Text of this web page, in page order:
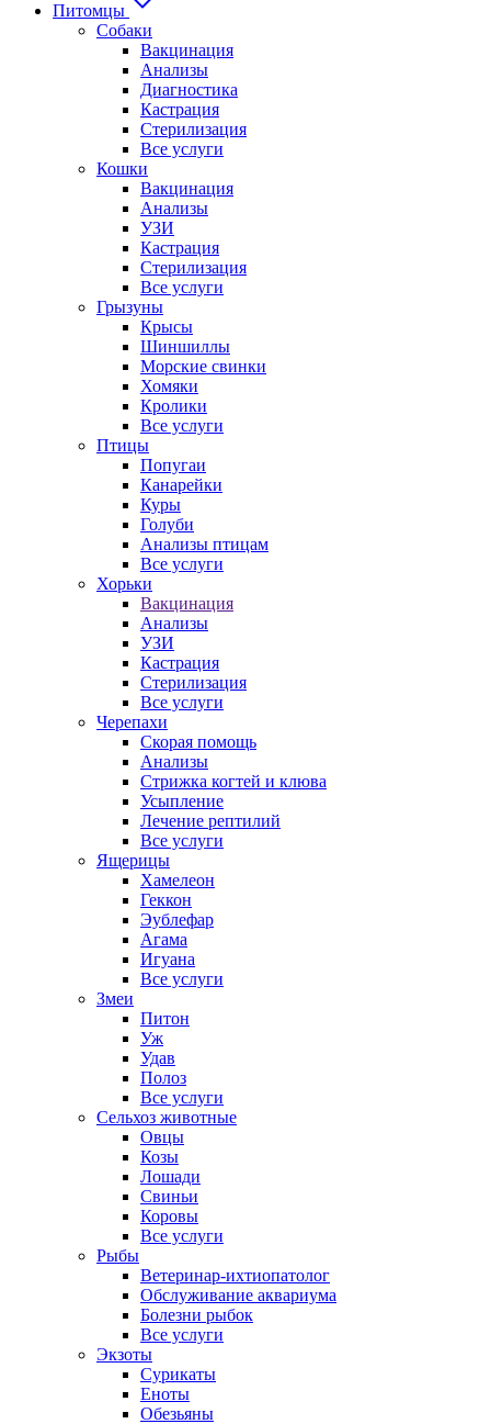
Питомцы
Собаки
Вакцинация
Анализы
Диагностика
Кастрация
Стерилизация
Все услуги
Кошки
Вакцинация
Анализы
УЗИ
Кастрация
Стерилизация
Все услуги
Грызуны
Крысы
Шиншиллы
Морские свинки
Хомяки
Кролики
Все услуги
Птицы
Попугаи
Канарейки
Куры
Голуби
Анализы птицам
Все услуги
Хорьки
Вакцинация
Анализы
УЗИ
Кастрация
Стерилизация
Все услуги
Черепахи
Скорая помощь
Анализы
Стрижка когтей и клюва
Усыпление
Лечение рептилий
Все услуги
Ящерицы
Хамелеон
Геккон
Эублефар
Агама
Игуана
Все услуги
Змеи
Питон
Уж
Удав
Полоз
Все услуги
Сельхоз животные
Овцы
Козы
Лошади
Свиньи
Коровы
Все услуги
Рыбы
Ветеринар-ихтиопатолог
Обслуживание аквариума
Болезни рыбок
Все услуги
Экзоты
Сурикаты
Еноты
Обезьяны